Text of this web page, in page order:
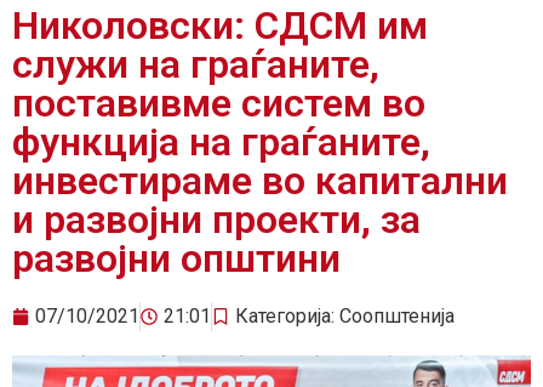
Николовски: СДСМ им
служи на граѓаните,
поставивме систем во
функција на граѓаните,
инвестираме во капитални
и развојни проекти, за
развојни општини
07/10/2021 21:01 Категорија: Соопштенија